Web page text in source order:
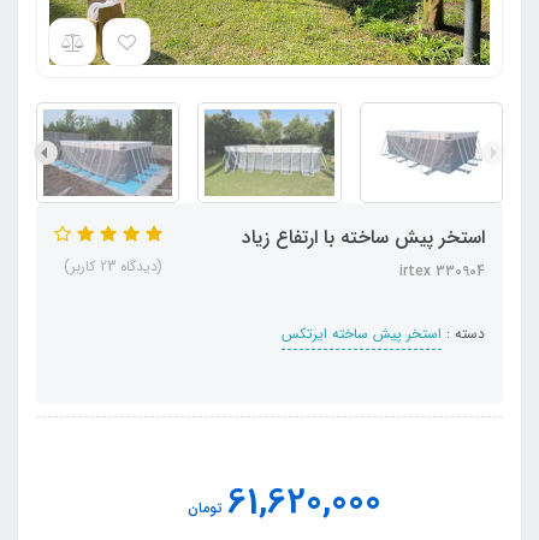
استخر پیش ساخته با ارتفاع زیاد
irtex 330904
دسته : استخر پیش ساخته ایرتکس
(دیدگاه 23 کاربر)
61,620,000 تومان